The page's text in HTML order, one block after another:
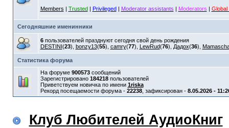
Members | Trusted| Privileged| Moderator assistants | Moderators | Global
Сегодняшние именинники
6пользователей празднуют сегодня свой день рождения
DESTINI(23), bonzy13(55), camry(77), LewRud(76), Дадох(36),
Статистика форума
На форуме 900573сообщений
Зарегистрировано 184218пользователей
Приветствуем новичка по имени 1riska
Рекорд посещаемости форума - 22238, зафиксирован - 8.05.2026 -
Клуб Любителей АудиоКниг